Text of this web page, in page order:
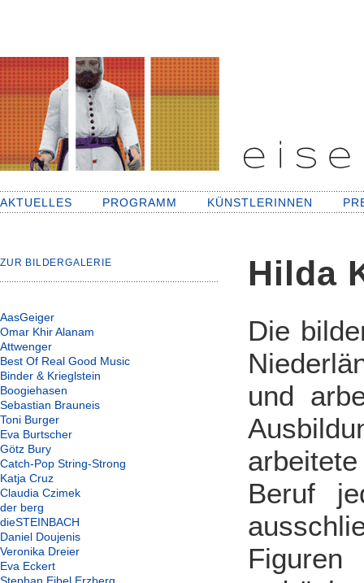
AKTUELLES PROGRAMM KÜNSTLERINNEN
ZUR BILDERGALERIE
AasGeiger
Omar Khir Alanam
Attwenger
Best Of Real Good Music
Binder & Krieglstein
Boogiehasen
Sebastian Brauneis
Toni Burger
Eva Burtscher
Götz Bury
Catch-Pop String-Strong
Katja Cruz
Claudia Czimek
der berg
dieSTEINBACH
Daniel Doujenis
Veronika Dreier
Eva Eckert
Hilda
Die
und
Beruf